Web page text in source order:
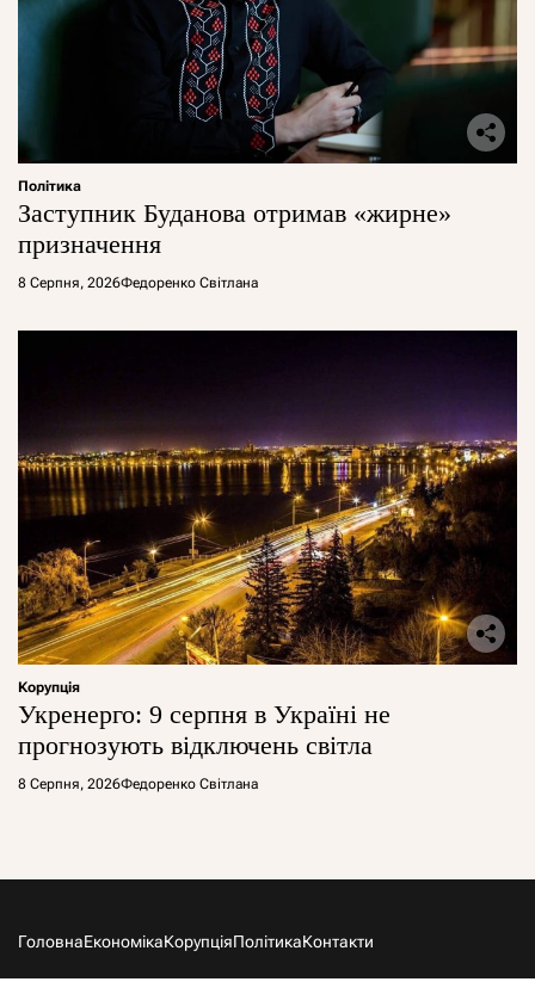
Політика
Заступник Буданова отримав «жирне»
призначення
8 Серпня, 2026Федоренко Світлана
Корупція
Укренерго: 9 серпня в Україні не
прогнозують відключень світла
8 Серпня, 2026Федоренко Світлана
ГоловнаЕкономікаКорупціяПолітикаКонтакти